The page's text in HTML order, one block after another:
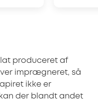
produceret af
imprægneret, så
ikke er
der blandt andet